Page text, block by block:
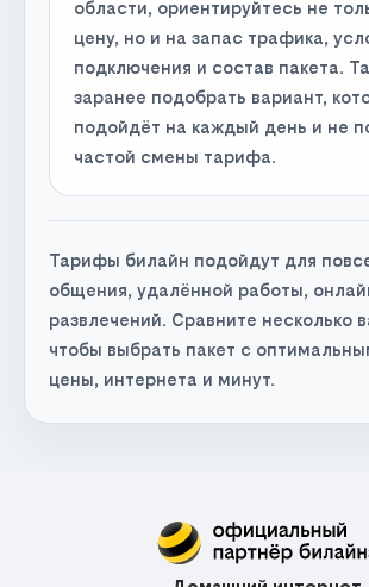
области, ориентируйтесь не
цену, но и на запас трафика,
подключения и состав пакета.
заранее подобрать вариант,
подойдёт на каждый день и не
частой смены тарифа.
Тарифы билайн подойдут для
общения, удалённой работы,
развлечений. Сравните несколько
чтобы выбрать пакет с
цены, интернета и минут.